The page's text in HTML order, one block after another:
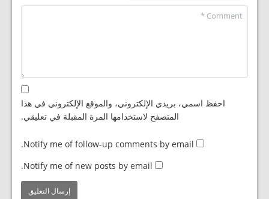
احفظ اسمي، بريدي الإلكتروني، والموقع الإلكتروني في هذا
المتصفح لاستخدامها المرة المقبلة في تعليقي.
Notify me of follow-up comments by email.
Notify me of new posts by email.